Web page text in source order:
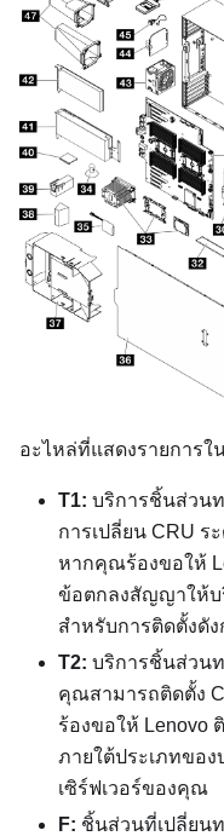
อะไหล่ที่แสดงรายการใ
T1: บริการชิ้นส่วน
การเปลี่ยน CRU
หากคุณร้องขอให้
ข้อตกลงสัญญาให้บ
สำหรับการติดตั้งดัง
T2: บริการชิ้นส่วน
คุณสามารถติดตั้ง
ร้องขอให้ Lenovo
ภายใต้ประเภทขอ
เซิร์ฟเวอร์ของคุณ
F: ชิ้นส่วนที่เปลี่ยน